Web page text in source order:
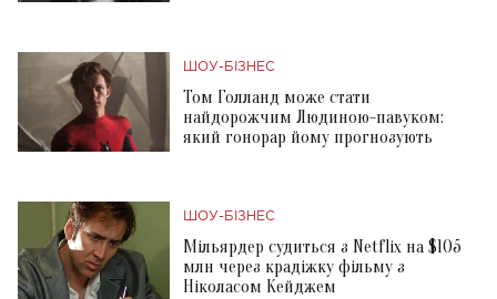
ШОУ-БІЗНЕС
Том Голланд може стати
найдорожчим Людиною-павуком:
який гонорар йому прогнозують
ШОУ-БІЗНЕС
Мільярдер судиться з Netflix на $105
млн через крадіжку фільму з
Ніколасом Кейджем